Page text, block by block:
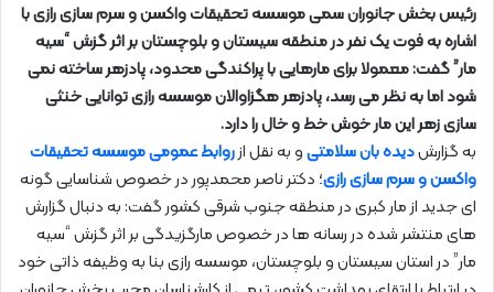
رئیس بخش جانوران سمی موسسه تحقیقات واکسن و سرم سازی رازی با
اشاره به فوت یک نفر در منطقه سیستان و بلوچستان بر اثر گزش “سیه
مار” گفت: معمولا برای مارهایی با پراکندگی محدود، پادزهر ساخته نمی
شود اما به نظر می رسد، پادزهر هگزاوالان موسسه رازی توانایی خنثی
سازی زهر این مار خوش خط و خال را دارد.
به گزارشدیده بان سلامتیو به نقل ازروابط عمومی موسسه تحقیقات
واکسن و سرم سازی رازی؛ دکتر ناصر محمدپور در خصوص شناسایی گونه
ای جدید از مار کبری در منطقه جنوب شرقی کشور گفت: به دنبال گزارش
های منتشر شده در رسانه ها در خصوص مارگزیدگی بر اثر گزش “سیه
مار” در استان سیستان و بلوچستان، موسسه رازی بنا به وظیفه ذاتی خود